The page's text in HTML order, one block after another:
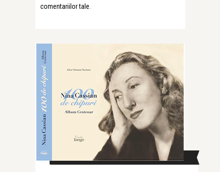
comentariilor tale
CAUTĂ ÎN SITE